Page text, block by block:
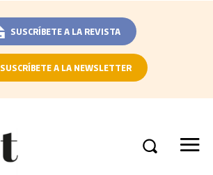
SUSCRÍBETE A LA REVISTA
SUSCRÍBETE A LA NEWSLETTER